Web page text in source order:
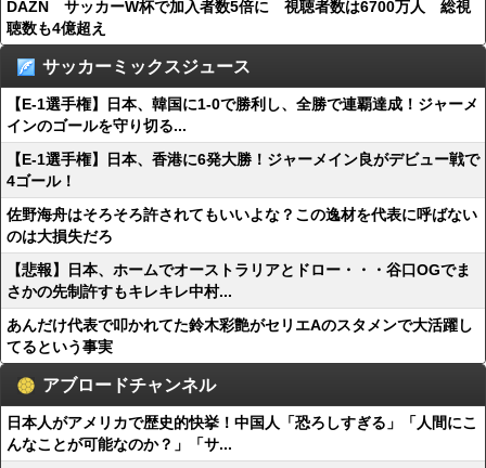
DAZN サッカーW杯で加入者数5倍に 視聴者数は6700万人 総視
聴数も4億超え
サッカーミックスジュース
【E-1選手権】日本、韓国に1-0で勝利し、全勝で連覇達成！ジャーメ
インのゴールを守り切る...
【E-1選手権】日本、香港に6発大勝！ジャーメイン良がデビュー戦で
4ゴール！
佐野海舟はそろそろ許されてもいいよな？この逸材を代表に呼ばない
のは大損失だろ
【悲報】日本、ホームでオーストラリアとドロー・・・谷口OGでま
さかの先制許すもキレキレ中村...
あんだけ代表で叩かれてた鈴木彩艶がセリエAのスタメンで大活躍し
てるという事実
アブロードチャンネル
日本人がアメリカで歴史的快挙！中国人「恐ろしすぎる」「人間にこ
んなことが可能なのか？」「サ...